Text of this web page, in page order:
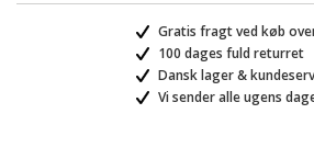
Gratis fragt ved køb
100 dages fuld returret
Dansk lager &
Vi sender alle ugens